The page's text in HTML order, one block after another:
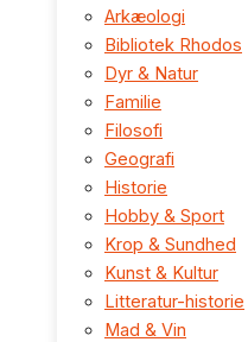
Arkæologi
Bibliotek Rhodos
Dyr & Natur
Familie
Filosofi
Geografi
Historie
Hobby & Sport
Krop & Sundhed
Kunst & Kultur
Litteratur-historie
Mad & Vin